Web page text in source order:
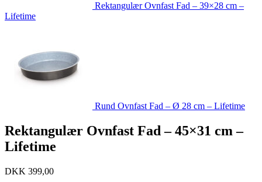
Rektangulær Ovnfast Fad – 39×28 cm –
Lifetime
Rund Ovnfast Fad – Ø 28 cm – Lifetime
Rektangulær Ovnfast Fad – 45×31 cm –
Lifetime
DKK 399,00